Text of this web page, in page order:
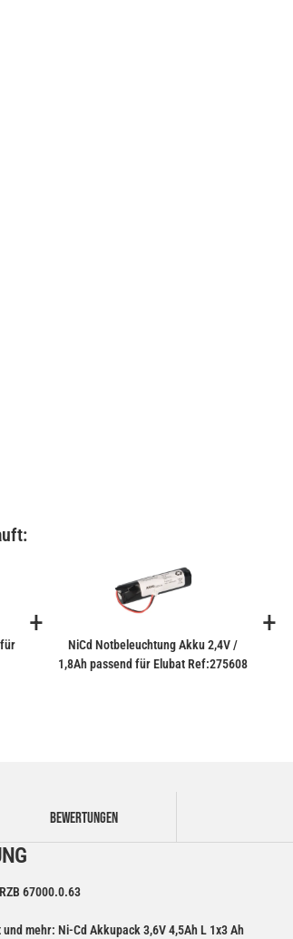
+
NiCd Notbeleuchtung Akku 2,4V /
1,8Ah passend für Elubat Ref:275608
+
BEWERTUNGEN
67000.0.63
mehr: Ni-Cd Akkupack 3,6V 4,5Ah L 1x3 Ah